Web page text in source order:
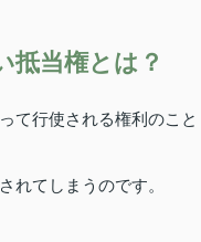
抵当権とは？
て行使される権利のこと
れてしまうのです。